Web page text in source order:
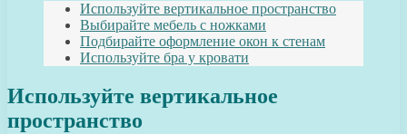
Используйте вертикальное пространство
Выбирайте мебель с ножками
Подбирайте оформление окон к стенам
Используйте бра у кровати
Используйте вертикальное
пространство